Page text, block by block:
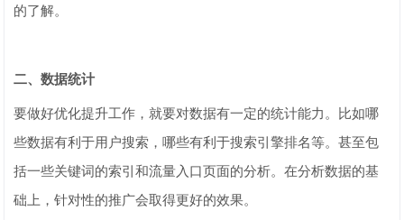
的了解。
二、数据统计
要做好优化提升工作，就要对数据有一定的统计能力。比如哪
些数据有利于用户搜索，哪些有利于搜索引擎排名等。甚至包
括一些关键词的索引和流量入口页面的分析。在分析数据的基
础上，针对性的推广会取得更好的效果。